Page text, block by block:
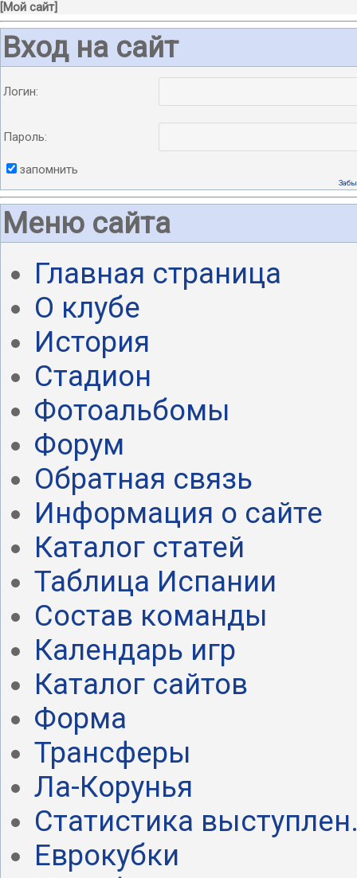
[Мой сайт]
Вход на сайт
Логин:
Пароль:
запомнить
Меню сайта
Главная страница
О клубе
История
Стадион
Фотоальбомы
Форум
Обратная связь
Информация о сайте
Каталог статей
Таблица Испании
Состав команды
Календарь игр
Каталог сайтов
Форма
Трансферы
Ла-Корунья
Статистика
Еврокубки